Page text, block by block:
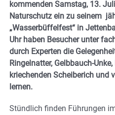
kommenden Samstag, 13.
Naturschutz ein zu seinem
„Wasserbüffelfest“ in
Uhr haben Besucher unter
durch Experten die
Ringelnatter, Gelbbauch-
kriechenden Scheiberich und
lernen.
Stündlich finden Führungen